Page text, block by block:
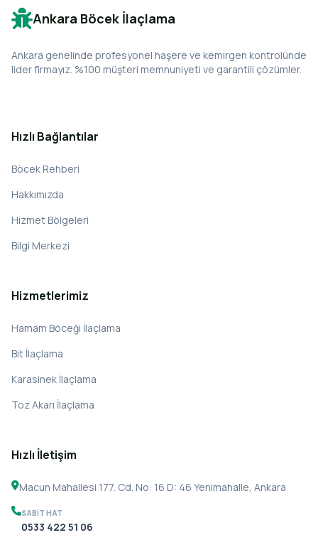
Ankara Böcek İlaçlama
Ankara genelinde profesyonel haşere ve kemirgen kontrolünde
lider firmayız. %100 müşteri memnuniyeti ve garantili çözümler.
Hızlı Bağlantılar
Böcek Rehberi
Hakkımızda
Hizmet Bölgeleri
Bilgi Merkezi
Hizmetlerimiz
Hamam Böceği İlaçlama
Bit İlaçlama
Karasinek İlaçlama
Toz Akarı İlaçlama
Hızlı İletişim
Macun Mahallesi 177. Cd. No: 16 D: 46 Yenimahalle, Ankara
SABIT HAT
0533 422 51 06